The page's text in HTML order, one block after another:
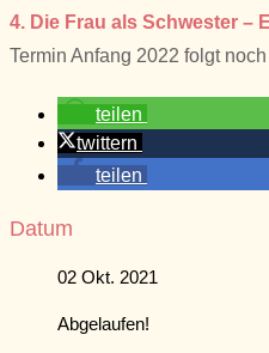
4. Die Frau als Schwester –
Termin Anfang 2022 folgt
teilen
twittern
teilen
Datum
02 Okt. 2021
Abgelaufen!